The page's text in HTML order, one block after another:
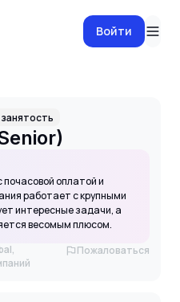
Войти
оплатой и
работает с крупными
интересные задачи, а
весомым плюсом.
Пожаловаться